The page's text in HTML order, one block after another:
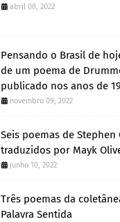
abril 08, 2022
Pensando o Brasil de
de um poema de
publicado nos anos de
novembro 09, 2022
Seis poemas de Stephen
traduzidos por Mayk
junho 10, 2022
Três poemas da
Palavra Sentida